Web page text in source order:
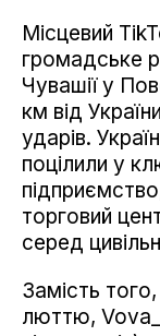
Місцевий
громадське
Чувашії у
км від
ударів.
поцілили у
торговий
серед
Замість
люттю,